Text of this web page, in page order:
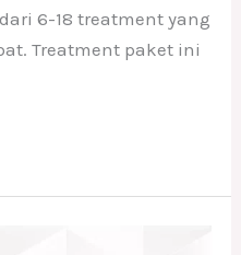
6-18 treatment yang
Treatment paket ini